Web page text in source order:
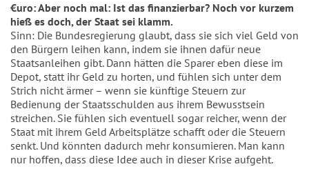
€uro: Aber noch mal: Ist das finanzierbar? Noch vor kurzem
hieß es doch, der Staat sei klamm.
Sinn: Die Bundesregierung glaubt, dass sie sich viel Geld von
den Bürgern leihen kann, indem sie ihnen dafür neue
Staatsanleihen gibt. Dann hätten die Sparer eben diese im
Depot, statt ihr Geld zu horten, und fühlen sich unter dem
Strich nicht ärmer – wenn sie künftige Steuern zur
Bedienung der Staatsschulden aus ihrem Bewusstsein
streichen. Sie fühlen sich eventuell sogar reicher, wenn der
Staat mit ihrem Geld Arbeitsplätze schafft oder die Steuern
senkt. Und könnten dadurch mehr konsumieren. Man kann
nur hoffen, dass diese Idee auch in dieser Krise aufgeht.